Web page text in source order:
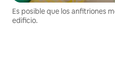
Es posible que los anfitriones
edificio.